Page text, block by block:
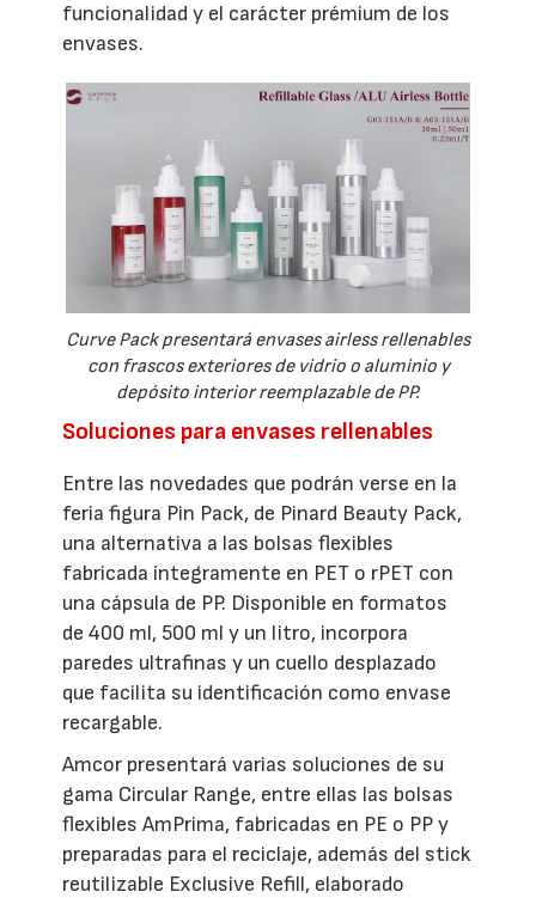
funcionalidad y el carácter prémium de los
envases.
Curve Pack presentará envases airless rellenables
con frascos exteriores de vidrio o aluminio y
depósito interior reemplazable de PP.
Soluciones para envases rellenables
Entre las novedades que podrán verse en la
feria figura Pin Pack, de Pinard Beauty Pack,
una alternativa a las bolsas flexibles
fabricada íntegramente en PET o rPET con
una cápsula de PP. Disponible en formatos
de 400 ml, 500 ml y un litro, incorpora
paredes ultrafinas y un cuello desplazado
que facilita su identificación como envase
recargable.
Amcor presentará varias soluciones de su
gama Circular Range, entre ellas las bolsas
flexibles AmPrima, fabricadas en PE o PP y
preparadas para el reciclaje, además del stick
reutilizable Exclusive Refill, elaborado